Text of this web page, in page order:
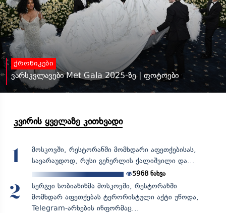
ქრონიკები
ვარსკვლავები Met Gala 2025-ზე | ფოტოები
კვირის ყველაზე კითხვადი
1
მოსკოვში, რესტორანში მომხდარი აფეთქებისას,
სავარაუდოდ, რუსი გენერლის ქალიშვილი და...
5968 ნახვა
2
სერგეი სობიანინმა მოსკოვში, რესტორანში
მომხდარ აფეთქებას ტერორისტული აქტი უწოდა,
Telegram-არხების ინფორმაც...